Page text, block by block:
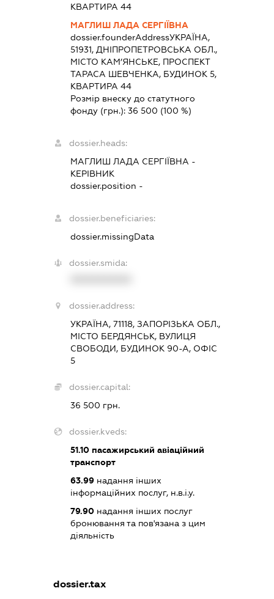
КВАРТИРА 44
МАГЛИШ ЛАДА СЕРГІЇВНА
dossier.founderAddressУКРАЇНА,
51931, ДНІПРОПЕТРОВСЬКА ОБЛ.,
МІСТО КАМ’ЯНСЬКЕ, ПРОСПЕКТ
ТАРАСА ШЕВЧЕНКА, БУДИНОК 5,
КВАРТИРА 44
Розмір внеску до статутного
фонду (грн.): 36 500 (100 %)
dossier.heads:
МАГЛИШ ЛАДА СЕРГІЇВНА -
КЕРІВНИК
dossier.position -
dossier.beneficiaries:
dossier.missingData
dossier.smida:
dossier.address:
УКРАЇНА, 71118, ЗАПОРІЗЬКА ОБЛ.,
МІСТО БЕРДЯНСЬК, ВУЛИЦЯ
СВОБОДИ, БУДИНОК 90-А, ОФІС
5
dossier.capital:
36 500 грн.
dossier.kveds:
51.10пасажирський авіаційний
транспорт
63.99надання інших
інформаційних послуг, н.в.і.у.
79.90надання інших послуг
бронювання та пов'язана з цим
діяльність
dossier.tax